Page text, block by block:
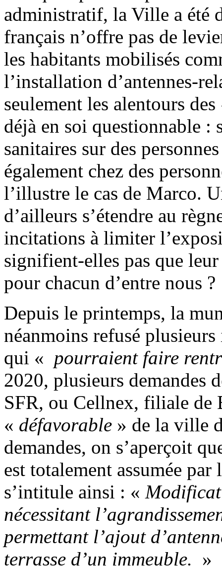
administratif, la Ville a été
français n’offre pas de
les habitants mobilisés
l’installation d’antennes-
seulement les alentours
déjà en soi questionnable :
sanitaires sur des
également chez des
l’illustre le cas de Marco.
d’ailleurs s’étendre au
incitations à limiter
signifient-elles pas que
pour chacun d’entre nous ?
Depuis le printemps, la
néanmoins refusé
qui « pourraient faire
2020, plusieurs demandes
SFR, ou Cellnex, filiale de
« défavorable » de la ville
demandes, on s’aperçoit
est totalement assumée
s’intitule ainsi : «
nécessitant
permettant l’ajout
terrasse d’un immeuble. »